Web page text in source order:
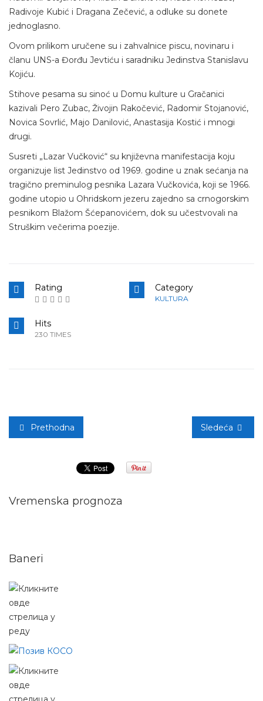
Radivoje Kubić i Dragana Zečević, a odluke su donete
jednoglasno.
Ovom prilikom uručene su i zahvalnice piscu, novinaru i
članu UNS-a Đorđu Jevtiću i saradniku Jedinstva Stanislavu
Kojiću.
Stihove pesama su sinoć u Domu kulture u Gračanici
kazivali Pero Zubac, Živojin Rakočević, Radomir Stojanović,
Novica Sovrlić, Majo Danilović, Anastasija Kostić i mnogi
drugi.
Susreti „Lazar Vučković“ su književna manifestacija koju
organizuje list Jedinstvo od 1969. godine u znak sećanja na
tragično preminulog pesnika Lazara Vučkovića, koji se 1966.
godine utopio u Ohridskom jezeru zajedno sa crnogorskim
pesnikom Blažom Šćepanovićem, dok su učestvovali na
Struškim večerima poezije.
Rating Category
KULTURA
Hits
230 TIMES
Prethodna Sledeća
Vremenska prognoza
Baneri